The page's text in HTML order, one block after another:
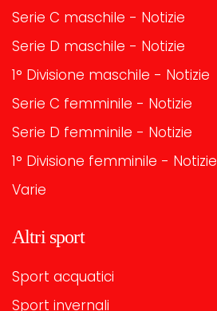
Serie C maschile - Notizie
Serie D maschile - Notizie
1° Divisione maschile - Notizie
Serie C femminile - Notizie
Serie D femminile - Notizie
1° Divisione femminile - Notizie
Varie
Altri sport
Sport acquatici
Sport invernali